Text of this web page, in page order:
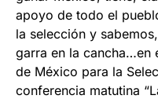
apoyo de todo el
la selección y
garra en la cancha…en
de México para la
conferencia matutina